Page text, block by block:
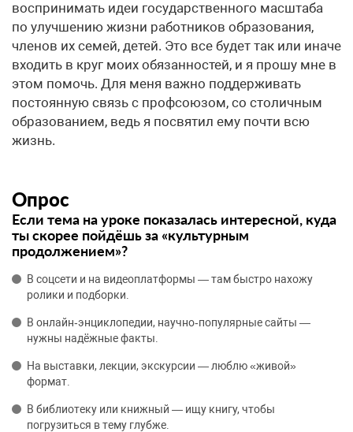
воспринимать идеи государственного масштаба
по улучшению жизни работников образования,
членов их семей, детей. Это все будет так или иначе
входить в круг моих обязанностей, и я прошу мне в
этом помочь. Для меня важно поддерживать
постоянную связь с профсоюзом, со столичным
образованием, ведь я посвятил ему почти всю
жизнь.
Опрос
Если тема на уроке показалась интересной, куда
ты скорее пойдёшь за «культурным
продолжением»?
В соцсети и на видеоплатформы — там быстро нахожу
ролики и подборки.
В онлайн‑энциклопедии, научно‑популярные сайты —
нужны надёжные факты.
На выставки, лекции, экскурсии — люблю «живой»
формат.
В библиотеку или книжный — ищу книгу, чтобы
погрузиться в тему глубже.